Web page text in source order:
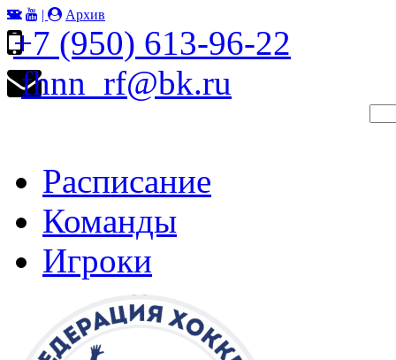
| Архив
+7 (950) 613-96-22
fhnn_rf@bk.ru
Расписание
Команды
Игроки